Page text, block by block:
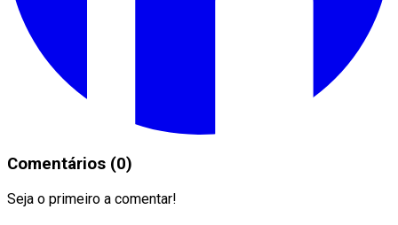
Comentários (0)
Seja o primeiro a comentar!